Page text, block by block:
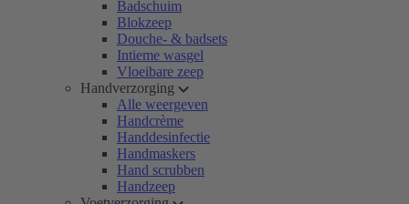
Badschuim
Blokzeep
Douche- & badsets
Intieme wasgel
Vloeibare zeep
Handverzorging
Alle weergeven
Handcrème
Handdesinfectie
Handmaskers
Hand scrubben
Handzeep